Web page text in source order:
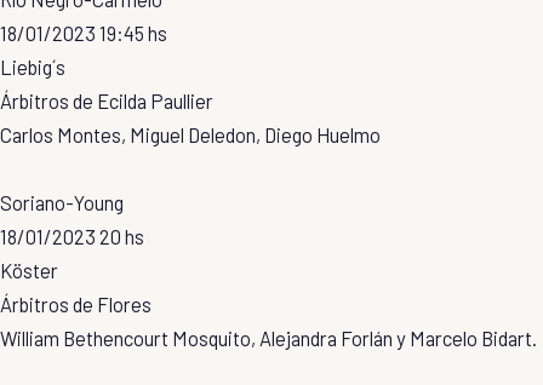
18/01/2023 19:45 hs
Liebig´s
Árbitros de Ecilda Paullier
Carlos Montes, Miguel Deledon, Diego Huelmo
Soriano-Young
18/01/2023 20 hs
Köster
Árbitros de Flores
William Bethencourt Mosquito, Alejandra Forlán y Marcelo Bidart.